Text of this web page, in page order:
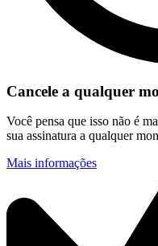
Cancele a qualquer
Você pensa que isso não é
sua assinatura a qualquer
Mais informações